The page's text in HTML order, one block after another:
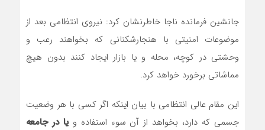
جانشین فرمانده ناجا خاطرنشان کرد: نیروی انتظامی بعد از
موضوعات امنیتی با هنجارشکنانی که بخواهند رعب و
وحشتی در کوچه، محله و یا بازار ایجاد کنند بدون هیچ
مماشاتی برخورد خواهد کرد.
این مقام عالی انتظامی با بیان اینکه اگر کسی با هر وضعیت
جسمی که دارد، بخواهد از آن سوء استفاده ویا در جامعه